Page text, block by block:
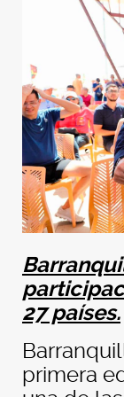
27 países.
primera